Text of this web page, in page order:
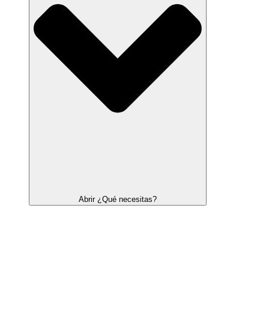
Abrir ¿Qué necesitas?